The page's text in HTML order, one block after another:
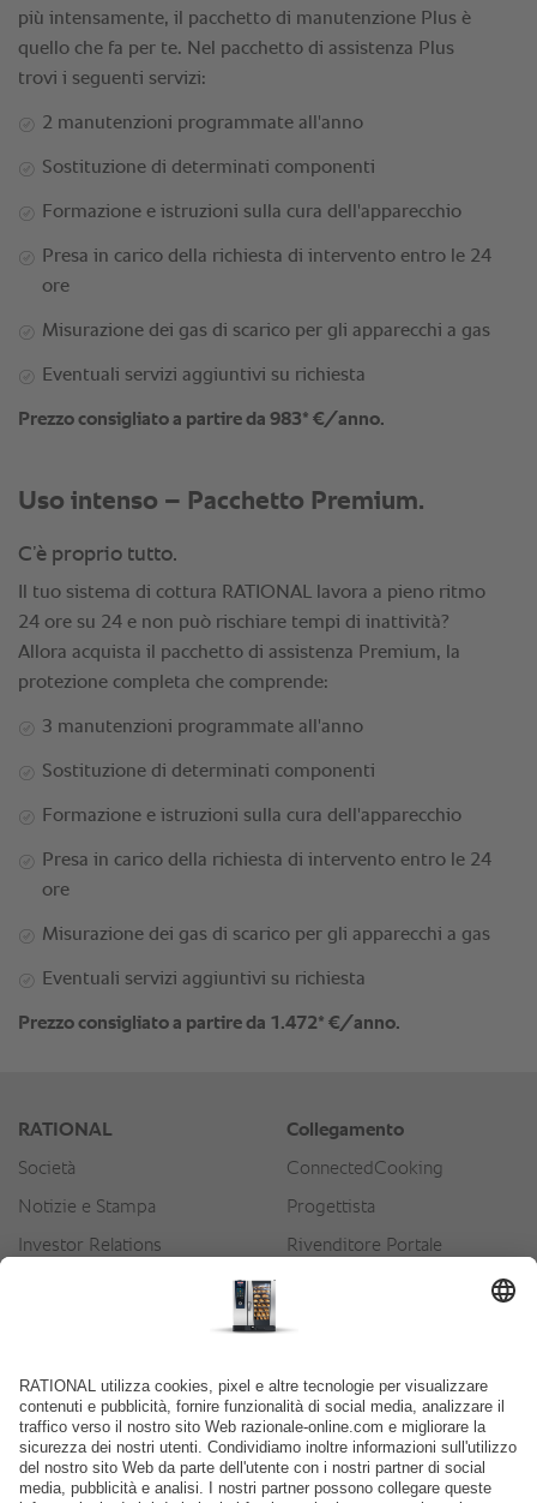
più intensamente, il pacchetto di manutenzione Plus è
quello che fa per te. Nel pacchetto di assistenza Plus
trovi i seguenti servizi:
2 manutenzioni programmate all'anno
Sostituzione di determinati componenti
Formazione e istruzioni sulla cura dell'apparecchio
Presa in carico della richiesta di intervento entro le 24
ore
Misurazione dei gas di scarico per gli apparecchi a gas
Eventuali servizi aggiuntivi su richiesta
Prezzo consigliato a partire da 983* €/anno.
Uso intenso – Pacchetto Premium.
C’è proprio tutto.
Il tuo sistema di cottura RATIONAL lavora a pieno ritmo
24 ore su 24 e non può rischiare tempi di inattività?
Allora acquista il pacchetto di assistenza Premium, la
protezione completa che comprende:
3 manutenzioni programmate all'anno
Sostituzione di determinati componenti
Formazione e istruzioni sulla cura dell'apparecchio
Presa in carico della richiesta di intervento entro le 24
ore
Misurazione dei gas di scarico per gli apparecchi a gas
Eventuali servizi aggiuntivi su richiesta
Prezzo consigliato a partire da 1.472* €/anno.